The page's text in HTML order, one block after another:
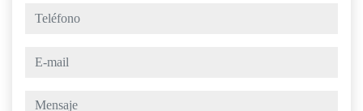
teléfono
e-mail
mensaje